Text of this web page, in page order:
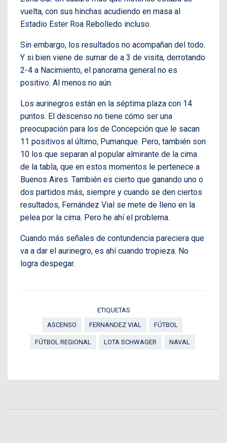
vuelta, con sus hinchas acudiendo en masa al
Estadio Ester Roa Rebolledo incluso.
Sin embargo, los resultados no acompañan del todo.
Y si bien viene de sumar de a 3 de visita, derrotando
2-4 a Nacimiento, el panorama general no es
positivo. Al menos no aún.
Los aurinegros están en la séptima plaza con 14
puntos. El descenso no tiene cómo ser una
preocupación para los de Concepción que le sacan
11 positivos al último, Pumanque. Pero, también son
10 los que separan al popular almirante de la cima
de la tabla, que en estos momentos le pertenece a
Buenos Aires. También es cierto que ganando uno o
dos partidos más, siempre y cuando se den ciertos
resultados, Fernández Vial se mete de lleno en la
pelea por la cima. Pero he ahí el problema.
Cuando más señales de contundencia pareciera que
va a dar el aurinegro, es ahí cuando tropieza. No
logra despegar.
ETIQUETAS
ASCENSO
FERNANDEZ VIAL FÚTBOL
FÚTBOL REGIONAL LOTA SCHWAGER NAVAL